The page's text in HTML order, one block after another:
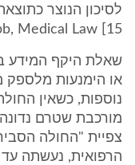
לסיכון הנוצר
Medical Law [15].
שאלת היקף המידע
או הימנעות מלספק
נוספות, כשאין
מורכבת שטרם
צפיית "החולה
הרפואית, נעשתה